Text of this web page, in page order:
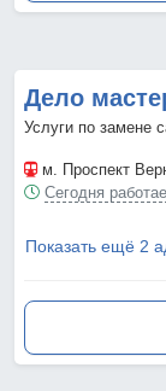
Дело
Услуги по замене
м. Проспект
Сегодня
Показать ещё 2